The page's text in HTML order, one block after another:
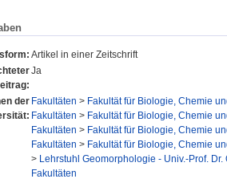
Artikel in einer Zeitschrift
Ja
der Fakultäten > Fakultät für Biologie, Chemie
Fakultäten > Fakultät für Biologie, Chemie
Fakultäten > Fakultät für Biologie, Chemie
Fakultäten > Fakultät für Biologie, Chemie
> Lehrstuhl Geomorphologie - Univ.-Prof. Dr.
Fakultäten